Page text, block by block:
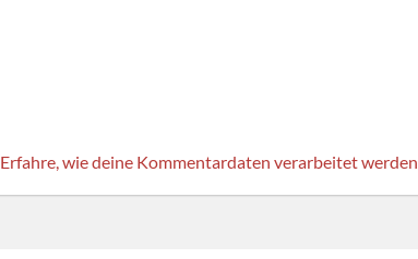
Erfahre, wie deine Kommentardaten verarbeitet werden.